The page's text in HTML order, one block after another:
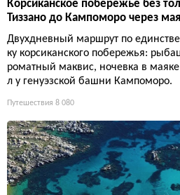
Корсиканское побережье без
Тиззано до Кампоморо через
Двухдневный маршрут по
ку корсиканского побережья:
роматный маквис, ночевка в
л у генуэзской башни Кампоморо.
Путешествия 8 080